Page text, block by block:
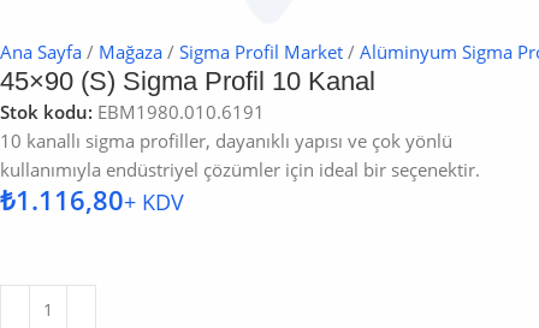
Ana Sayfa / Mağaza / Sigma Profil Market / Alüminyum Sigma
45×90 (S) Sigma Profil 10 Kanal
Stok kodu: EBM1980.010.6191
10 kanallı sigma profiller, dayanıklı yapısı ve çok yönlü
kullanımıyla endüstriyel çözümler için ideal bir seçenektir.
₺